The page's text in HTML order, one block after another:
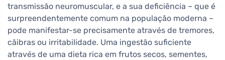
transmissão neuromuscular, e a sua deficiência – que é
surpreendentemente comum na população moderna –
pode manifestar-se precisamente através de tremores,
cãibras ou irritabilidade. Uma ingestão suficiente
através de uma dieta rica em frutos secos, sementes,